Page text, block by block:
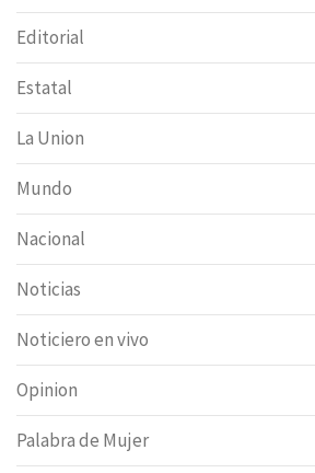
Editorial
Estatal
La Union
Mundo
Nacional
Noticias
Noticiero en vivo
Opinion
Palabra de Mujer